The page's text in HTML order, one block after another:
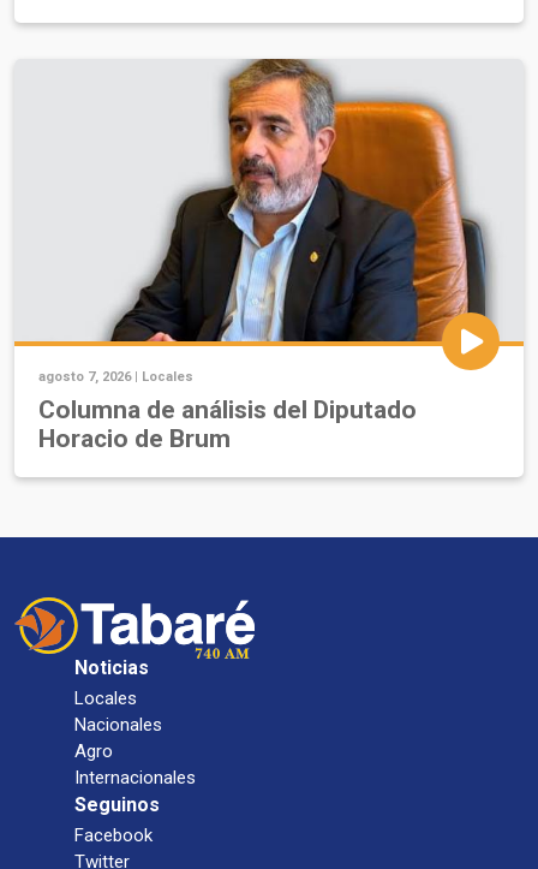
agosto 7, 2026 | Locales
Columna de análisis del Diputado
Horacio de Brum
Noticias
Locales
Nacionales
Agro
Internacionales
Seguinos
Facebook
Twitter